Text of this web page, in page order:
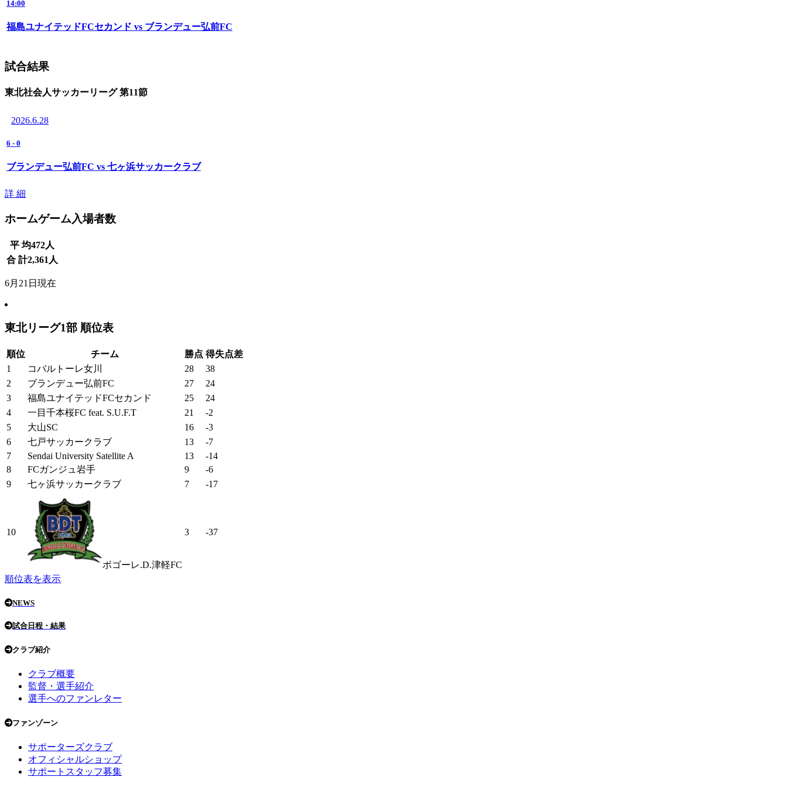
14:00
福島ユナイテッドFCセカンド vs ブランデュー弘前FC
試合結果
東北社会人サッカーリーグ 第11節
2026.6.28
6 - 0
ブランデュー弘前FC vs 七ヶ浜サッカークラブ
詳 細
ホームゲーム入場者数
平 均472人
合 計2,361 人
6月21日現在
東北リーグ1部 順位表
順位 チーム 勝点 得失点差
1
コバルトーレ女川 28
38
2
ブランデュー弘前FC 27
24
3
福島ユナイテッドFCセカンド 25
24
4
一目千本桜FC feat. S.U.F.T 21
-2
5
大山SC 16
-3
6
七戸サッカークラブ 13
-7
7
Sendai University Satellite A 13
-14
8
FCガンジュ岩手 9
-6
9
七ヶ浜サッカークラブ 7 -17
10
ボゴーレ.D.津軽FC
3 -37
順位表を表示
NEWS
試合日程・結果
クラブ紹介
クラブ概要
監督・選手紹介
選手へのファンレター
ファンゾーン
サポーターズクラブ
オフィシャルショップ
サポートスタッフ募集